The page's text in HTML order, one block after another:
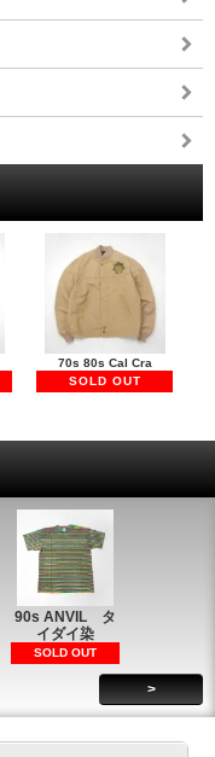
70s 80s Cal Cra
SOLD OUT
90s ANVIL タ
イダイ染
SOLD OUT
>